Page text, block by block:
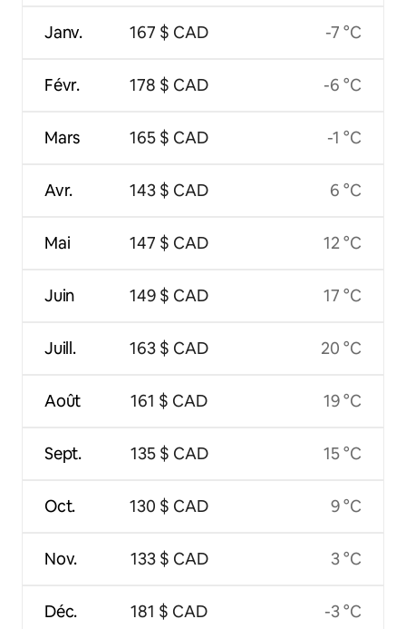
Janv.
Févr.
Mars
Avr.
Mai
Juin
Juill.
Août
Sept.
Oct.
Nov.
Déc.
167 $ CAD
178 $ CAD
165 $ CAD
143 $ CAD
147 $ CAD
149 $ CAD
163 $ CAD
161 $ CAD
135 $ CAD
130 $ CAD
133 $ CAD
181 $ CAD
-7 °C
-6 °C
-1 °C
6 °C
12 °C
17 °C
20 °C
19 °C
15 °C
9 °C
3 °C
-3 °C